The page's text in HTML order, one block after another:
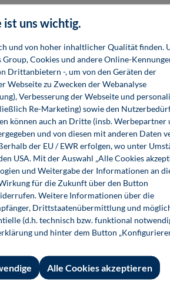
Das Buch erklärt, wie Sie Ihr
entwickeln und im Rahmen neuer
69,80 €*
Buch
69,80 €*
E-Book (PDF)
EIB/KNX-Anlagen (E-Book)
Das Buch wird für die Fortbildung zum
Nachschlagewerk für die tägliche Praxis.
23,99 €*
E-Book (PDF)
uns wichtig.
und von hoher inhaltlicher Qualität finden.
Cookies und andere Online-
Drittanbietern -, um von den Geräten der
Webseite zu Zwecken der Webanalyse
Verbesserung der Webseite und
Re-Marketing) sowie den
können auch an Dritte (insb. Werbepartner
und von diesen mit anderen Daten
der EU / EWR erfolgen, wo unter
USA. Mit der Auswahl „Alle Cookies
und Weitergabe der Informationen an
für die Zukunft über den Button
Weitere Informationen über die
Drittstaatenübermittlung und
(d.h. technisch bzw. funktional
und hinter dem Button
Alle Cookies akzeptieren